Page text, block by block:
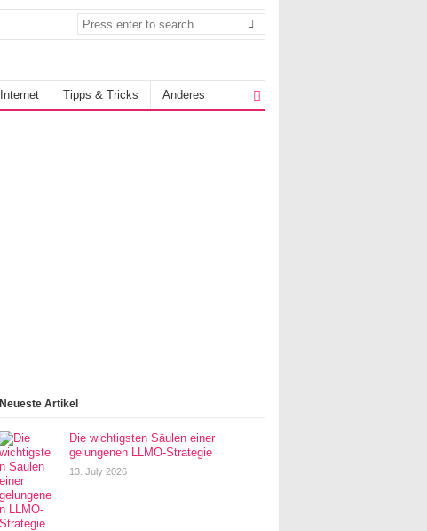
Internet Tipps & Tricks Anderes
Neueste Artikel
Die wichtigsten Säulen einer
gelungenen LLMO-Strategie
13. July 2026